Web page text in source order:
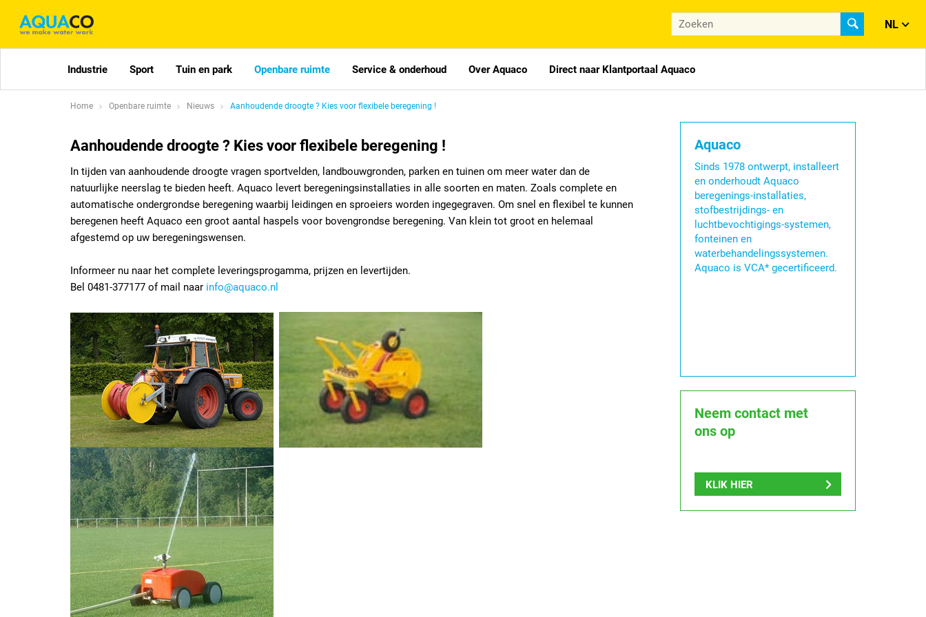
NL
Industrie Sport Tuin en park Openbare ruimte Service & onderhoud Over Aquaco Direct naar Klantportaal Aquaco
Home Openbare ruimte Nieuws Aanhoudende droogte ? Kies voor flexibele beregening !
Aanhoudende droogte ? Kies voor flexibele beregening !
In tijden van aanhoudende droogte vragen sportvelden, landbouwgronden, parken en tuinen om meer water dan de
natuurlijke neerslag te bieden heeft. Aquaco levert beregeningsinstallaties in alle soorten en maten. Zoals complete en
automatische ondergrondse beregening waarbij leidingen en sproeiers worden ingegegraven. Om snel en flexibel te kunnen
beregenen heeft Aquaco een groot aantal haspels voor bovengrondse beregening. Van klein tot groot en helemaal
afgestemd op uw beregeningswensen.
Informeer nu naar het complete leveringsprogamma, prijzen en levertijden.
Bel 0481-377177 of mail naar info@aquaco.nl
Aquaco
Sinds 1978 ontwerpt, installeert
en onderhoudt Aquaco
beregenings-installaties,
stofbestrijdings- en
luchtbevochtigings-systemen,
fonteinen en
waterbehandelingssystemen.
Aquaco is VCA* gecertificeerd.
Neem contact met
ons op
KLIK HIER